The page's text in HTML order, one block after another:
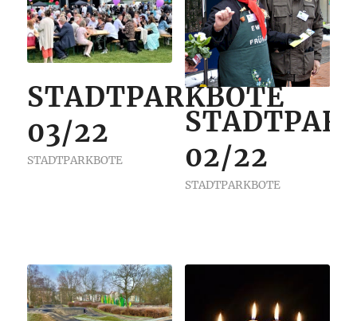
STADTPARKBOTE
03/22
STADTPARKBOTE
02/22
STADTPARKBOTE